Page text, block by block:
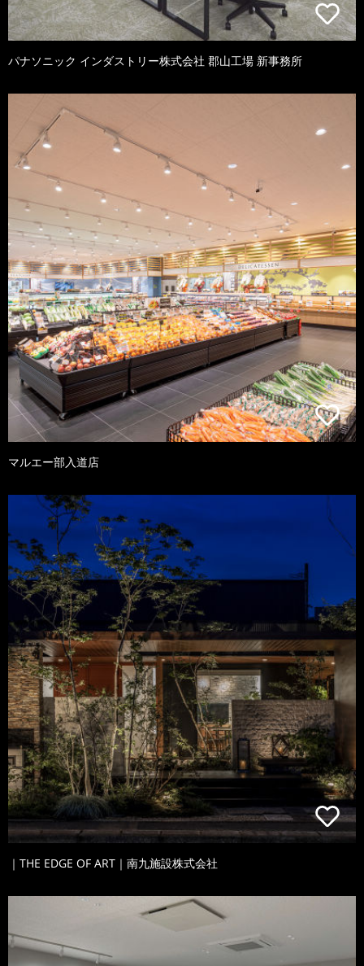
パナソニック インダストリー株式会社 郡山工場 新事務所
マルエー部入道店
｜THE EDGE OF ART｜南九施設株式会社